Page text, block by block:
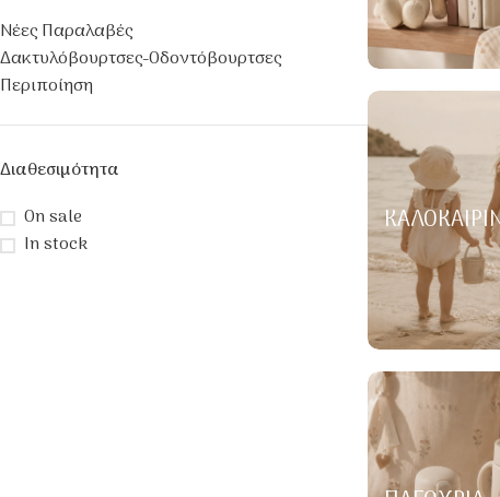
Νέες Παραλαβές
Δακτυλόβουρτσες-Οδοντόβουρτσες
Περιποίηση
Διαθεσιμότητα
On sale
In stock